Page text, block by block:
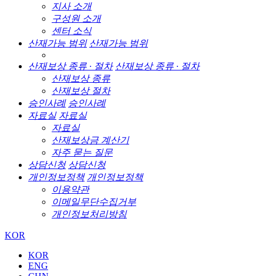
지사 소개
구성원 소개
센터 소식
산재가능 범위 산재가능 범위
산재보상 종류 · 절차 산재보상 종류 · 절차
산재보상 종류
산재보상 절차
승인사례 승인사례
자료실 자료실
자료실
산재보상금 계산기
자주 묻는 질문
상담신청 상담신청
개인정보정책 개인정보정책
이용약관
이메일무단수집거부
개인정보처리방침
KOR
KOR
ENG